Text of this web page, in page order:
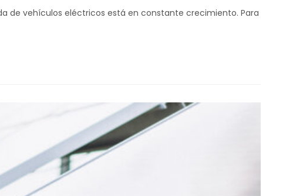
de vehículos eléctricos está en constante crecimiento. Para